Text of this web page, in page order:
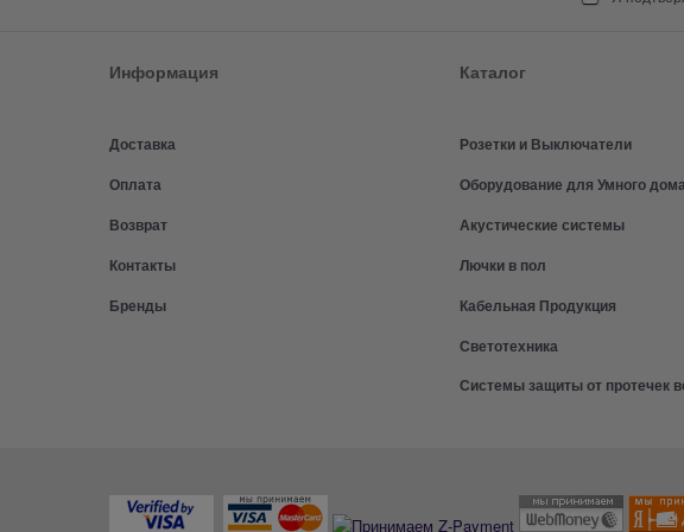
Информация
Доставка
Оплата
Возврат
Контакты
Бренды
Каталог
Розетки и Выключатели
Оборудование для Умного
Акустические системы
Лючки в пол
Кабельная Продукция
Светотехника
Системы защиты от протечек